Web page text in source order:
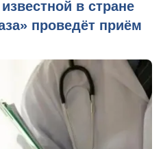
в стране
проведёт приём